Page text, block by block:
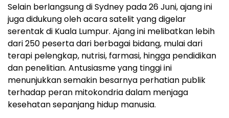
Selain berlangsung di Sydney pada 26 Juni, ajang ini
juga didukung oleh acara satelit yang digelar
serentak di Kuala Lumpur. Ajang ini melibatkan lebih
dari 250 peserta dari berbagai bidang, mulai dari
terapi pelengkap, nutrisi, farmasi, hingga pendidikan
dan penelitian. Antusiasme yang tinggi ini
menunjukkan semakin besarnya perhatian publik
terhadap peran mitokondria dalam menjaga
kesehatan sepanjang hidup manusia.